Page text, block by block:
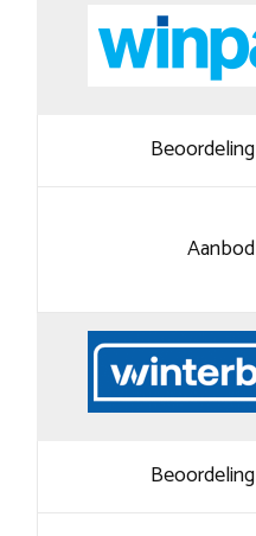
Beoordeling
Aanbod
Beoordeling